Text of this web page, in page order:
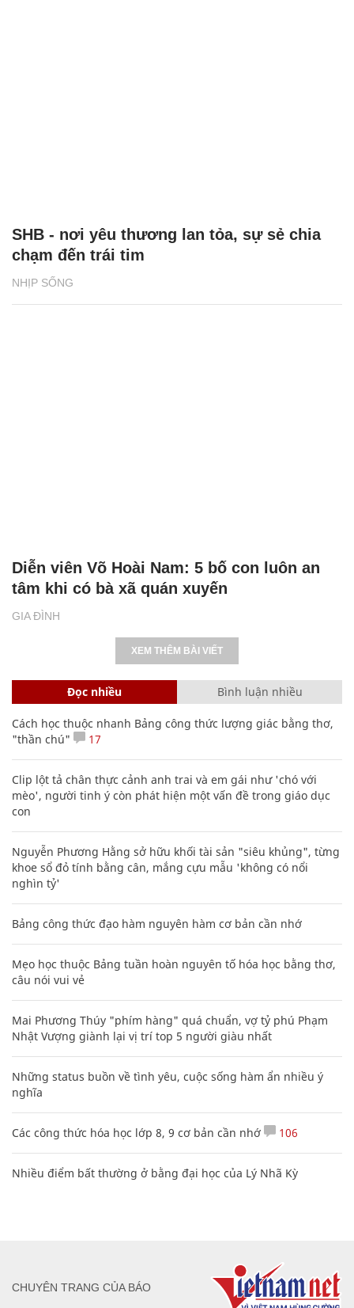
NHỊP SỐNG
SHB - nơi yêu thương lan tỏa, sự sẻ chia
chạm đến trái tim
GIA ĐÌNH
Diễn viên Võ Hoài Nam: 5 bố con luôn an
tâm khi có bà xã quán xuyến
XEM THÊM BÀI VIẾT
Đọc nhiều Bình luận nhiều
Cách học thuộc nhanh Bảng công thức lượng giác bằng thơ,
"thần chú"
17
Clip lột tả chân thực cảnh anh trai và em gái như 'chó với
mèo', người tinh ý còn phát hiện một vấn đề trong giáo dục
con
Nguyễn Phương Hằng sở hữu khối tài sản "siêu khủng", từng
khoe sổ đỏ tính bằng cân, mắng cựu mẫu 'không có nổi
nghìn tỷ'
Bảng công thức đạo hàm nguyên hàm cơ bản cần nhớ
Mẹo học thuộc Bảng tuần hoàn nguyên tố hóa học bằng thơ,
câu nói vui vẻ
Mai Phương Thúy "phím hàng" quá chuẩn, vợ tỷ phú Phạm
Nhật Vượng giành lại vị trí top 5 người giàu nhất
Những status buồn về tình yêu, cuộc sống hàm ẩn nhiều ý
nghĩa
Các công thức hóa học lớp 8, 9 cơ bản cần nhớ 106
Nhiều điểm bất thường ở bằng đại học của Lý Nhã Kỳ
CHUYÊN TRANG CỦA BÁO